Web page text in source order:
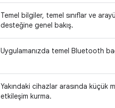
Temel bilgiler, temel sınıflar ve
desteğine genel bakış.
Uygulamanızda temel Bluetooth
Yakındaki cihazlar arasında küçük
etkileşim kurma.